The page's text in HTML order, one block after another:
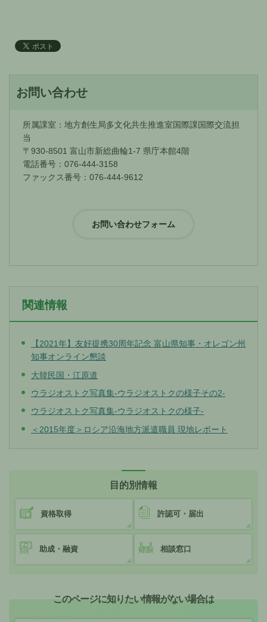
お問い合わせ
所属課室：地方創生局多文化共生推進室国際課国際交流担
当
〒930-8501 富山市新総曲輪1-7 県庁本館4階
電話番号：076-444-3158
ファックス番号：076-444-9612
関連情報
【2021年】友好提携30周年記念 富山県知事・オレゴン州
知事オンライン懇談
大韓民国・江原道
ウラジオストク写真集-ウラジオストクの様子その2-
ウラジオストク写真集-ウラジオストクの様子-
＜2015年度＞ロシア沿海地方派遣職員 現地レポート
目的別情報
資格取得 許認可・届出
助成・融資 相談窓口
このページに知りたい情報がない場合は